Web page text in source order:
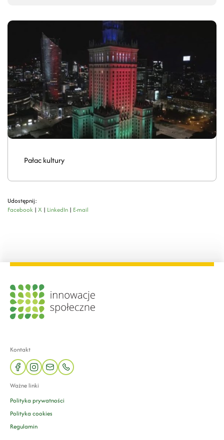
Pałac kultury
Udostępnij:
Facebook | X | LinkedIn | E-mail
Kontakt
facebookinstagram
mail phone
Ważne linki
Polityka prywatności
Polityka cookies
Regulamin